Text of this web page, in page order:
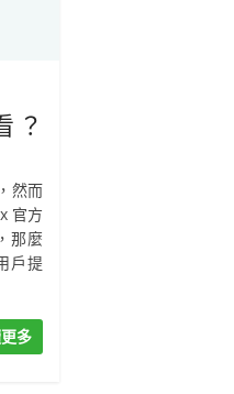
？
然而
官方
那麼
戶提
多